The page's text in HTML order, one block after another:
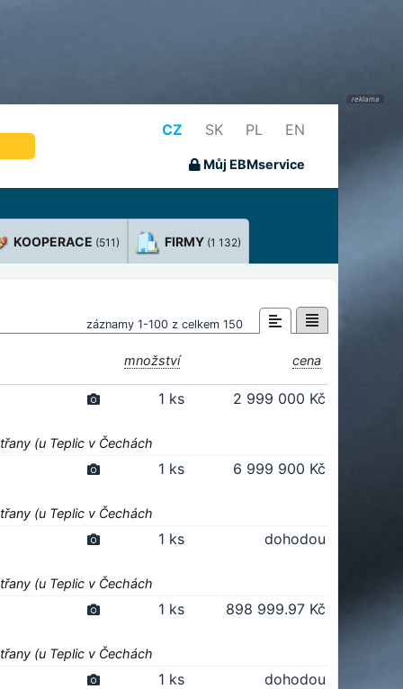
CZ SK PL EN
Můj EBMservice
KOOPERACE (511) FIRMY (1 132)
záznamy 1-100 z celkem 150
množství cena
1 ks 2 999 000 Kč
(u Teplic v Čechách
1 ks 6 999 900 Kč
(u Teplic v Čechách
1 ks dohodou
(u Teplic v Čechách
1 ks 898 999.97 Kč
(u Teplic v Čechách
1 ks dohodou